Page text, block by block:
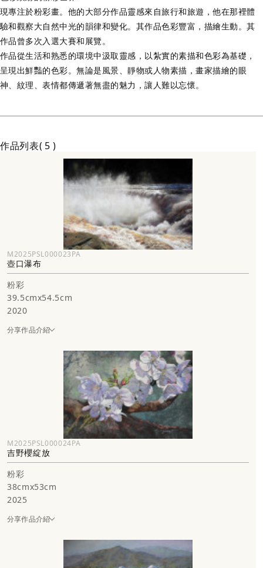
現專注於粉彩畫。他的大部分作品靈感來自旅行和旅遊，他在那裡體
驗和觀察大自然中光的韻律和變化。其作品色彩豐富，描繪生動。其
作品曾多次入選大賽和展覽。
作品從生活和熟悉的環境中汲取靈感，以紮實的素描和色彩為基礎，
呈現出鮮豔的色彩。無論是風景、靜物或人物素描，畫家描繪的眼
作品列表 5
M2025PSL000023PA
壺口瀑布
粉彩
39.5cmx54.5cm
2020
分享作品介紹
M2025PSL000024PA
吉野櫻綻放
粉彩
38cmx53cm
2025
分享作品介紹